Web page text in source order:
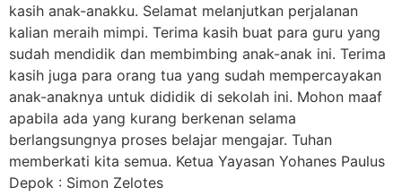
kasih anak-anakku. Selamat melanjutkan perjalanan
kalian meraih mimpi. Terima kasih buat para guru yang
sudah mendidik dan membimbing anak-anak ini. Terima
kasih juga para orang tua yang sudah mempercayakan
anak-anaknya untuk dididik di sekolah ini. Mohon maaf
apabila ada yang kurang berkenan selama
berlangsungnya proses belajar mengajar. Tuhan
memberkati kita semua. Ketua Yayasan Yohanes Paulus
Depok : Simon Zelotes